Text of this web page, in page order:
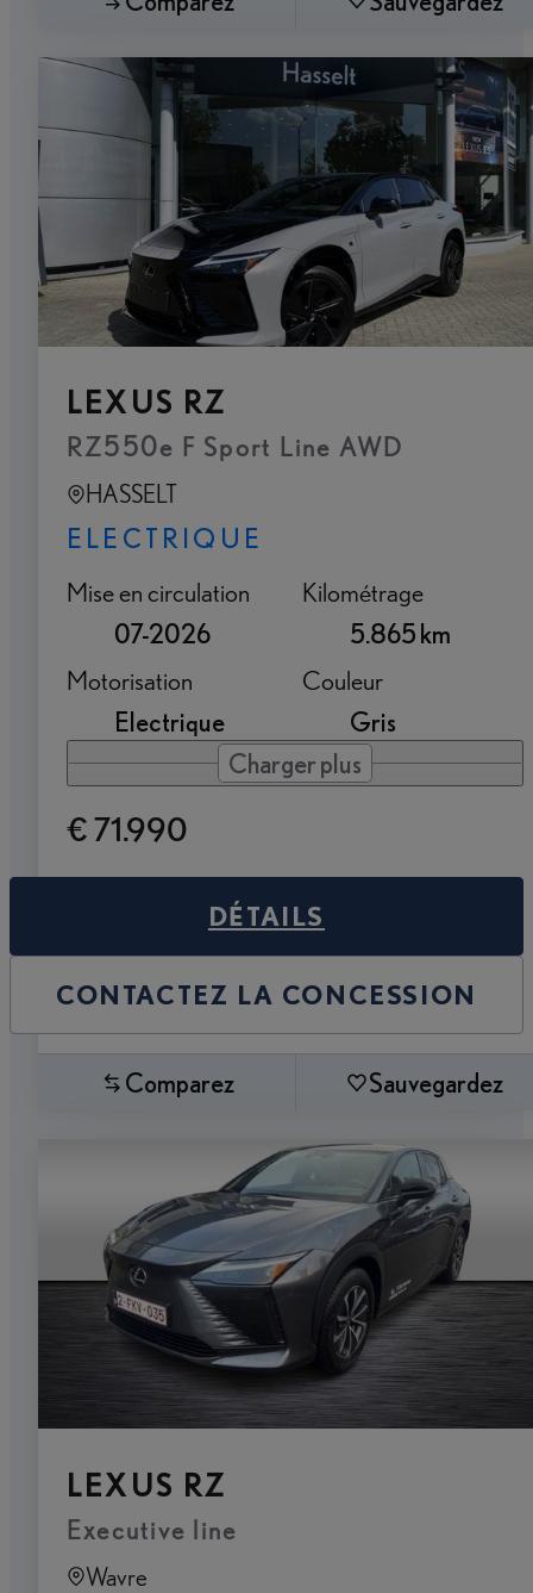
LEXUS RZ
RZ550e F Sport Line AWD
HASSELT
ELECTRIQUE
Mise en circulation
07-2026
Kilométrage
5.865 km
Motorisation
Electrique
Couleur
Gris
Charger plus
€ 71.990
DÉTAILS
CONTACTEZ LA CONCESSION
Comparez Sauvegardez
LEXUS RZ
Executive line
Wavre